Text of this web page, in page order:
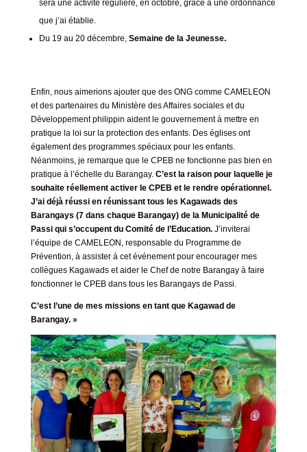
sera une activité régulière, en octobre, grâce à une ordonnance
que j’ai établie.
Du 19 au 20 décembre, Semaine de la Jeunesse.
Enfin, nous aimerions ajouter que des ONG comme CAMELEON
et des partenaires du Ministère des Affaires sociales et du
Développement philippin aident le gouvernement à mettre en
pratique la loi sur la protection des enfants. Des églises ont
également des programmes spéciaux pour les enfants.
Néanmoins, je remarque que le CPEB ne fonctionne pas bien en
pratique à l’échelle du Barangay. C’est la raison pour laquelle je
souhaite réellement activer le CPEB et le rendre opérationnel.
J’ai déjà réussi en réunissant tous les Kagawads des
Barangays (7 dans chaque Barangay) de la Municipalité de
Passi qui s’occupent du Comité de l’Education.J’inviterai
l’équipe de CAMELEON, responsable du Programme de
Prévention, à assister à cet événement pour encourager mes
collègues Kagawads et aider le Chef de notre Barangay à faire
fonctionner le CPEB dans tous les Barangays de Passi.
C’est l’une de mes missions en tant que Kagawad de
Barangay. »